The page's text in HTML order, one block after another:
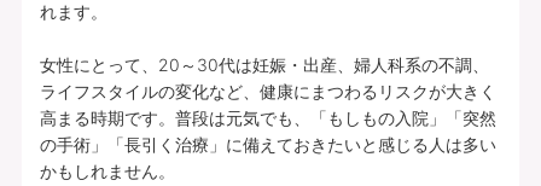
れます。
女性にとって、20～30代は妊娠・出産、婦人科系の不調、
ライフスタイルの変化など、健康にまつわるリスクが大きく
高まる時期です。普段は元気でも、「もしもの入院」「突然
の手術」「長引く治療」に備えておきたいと感じる人は多い
かもしれません。